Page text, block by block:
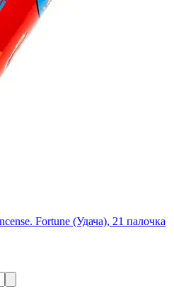
Fortune (Удача), 21 палочка